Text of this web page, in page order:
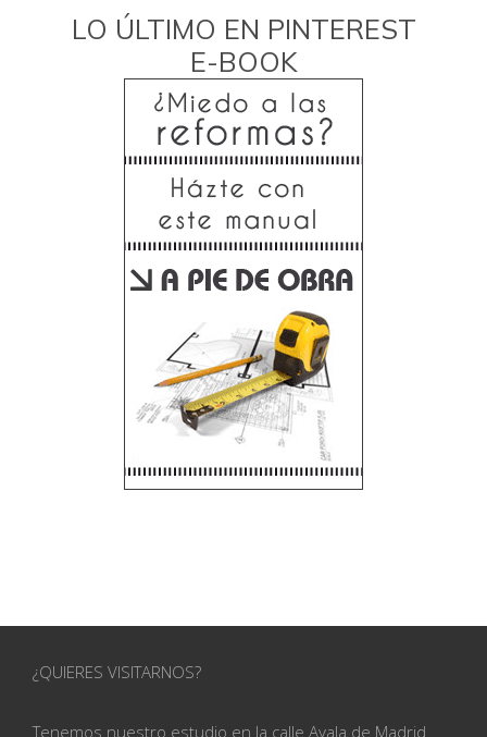
LO ÚLTIMO EN PINTEREST
E-BOOK
¿QUIERES VISITARNOS?
Tenemos nuestro estudio en la calle Ayala de Madrid